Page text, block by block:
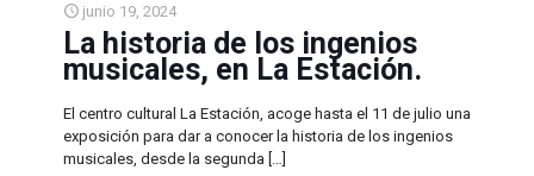
junio 19, 2024
La historia de los ingenios
musicales, en La Estación.
El centro cultural La Estación, acoge hasta el 11 de julio una
exposición para dar a conocer la historia de los ingenios
musicales, desde la segunda […]